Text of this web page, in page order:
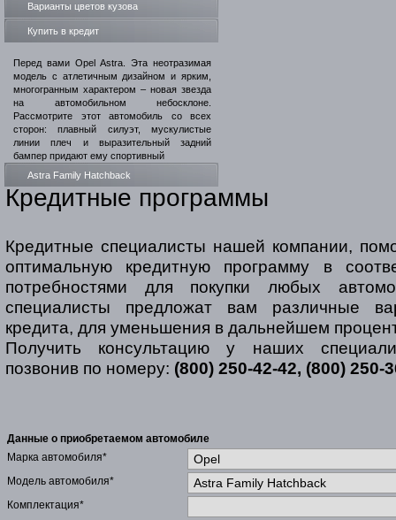
Варианты цветов кузова
Купить в кредит
Перед вами Opel Astra. Эта неотразимая
модель с атлетичным дизайном и ярким,
многогранным характером – новая звезда
на автомобильном небосклоне.
Рассмотрите этот автомобиль со всех
сторон: плавный силуэт, мускулистые
линии плеч и выразительный задний
бампер придают ему спортивный
Astra Family Hatchback
Кредитные программы
Кредитные специалисты нашей компании,
оптимальную кредитную программу в
потребностями для покупки любых
специалисты предложат вам различные
кредита, для уменьшения в дальнейшем
Получить консультацию у наших
позвонив по номеру: (800) 250-42-42, (800) 250-
Данные о приобретаемом автомобиле
Марка автомобиля*
Модель автомобиля*
Комплектация*